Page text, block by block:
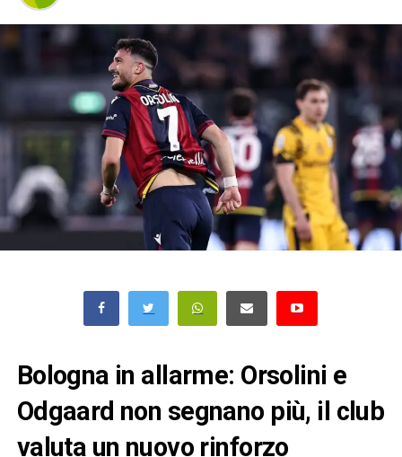
Bologna in allarme: Orsolini e
Odgaard non segnano più, il club
valuta un nuovo rinforzo